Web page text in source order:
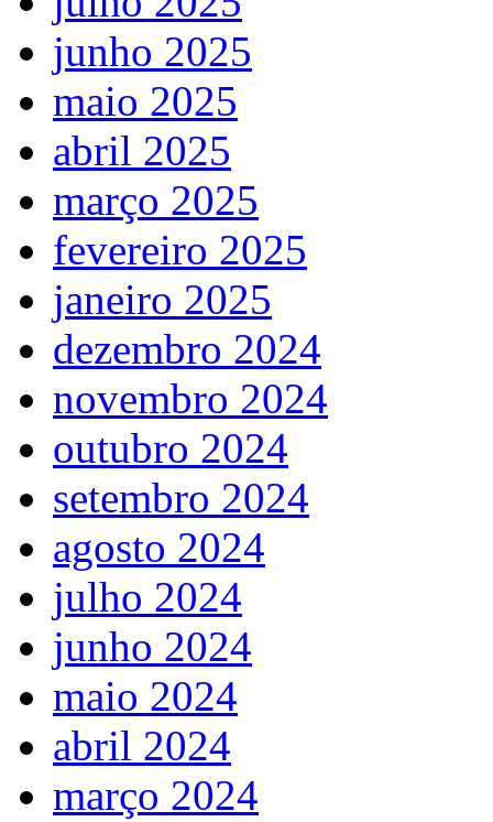
junho 2025
maio 2025
abril 2025
março 2025
fevereiro 2025
janeiro 2025
dezembro 2024
novembro 2024
outubro 2024
setembro 2024
agosto 2024
julho 2024
junho 2024
maio 2024
abril 2024
março 2024